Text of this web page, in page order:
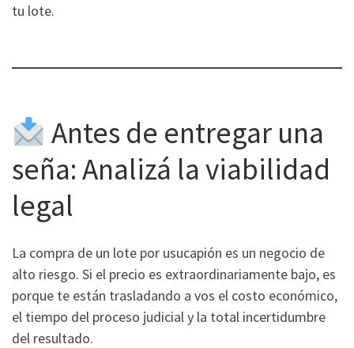
tu lote.
Antes de entregar una
seña: Analizá la viabilidad
legal
La compra de un lote por usucapión es un negocio de
alto riesgo. Si el precio es extraordinariamente bajo, es
porque te están trasladando a vos el costo económico,
el tiempo del proceso judicial y la total incertidumbre
del resultado.